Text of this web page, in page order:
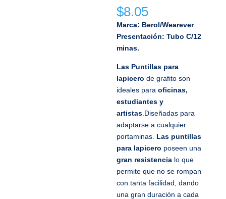
$8.05
Marca: Berol/Wearever
Presentación: Tubo C/12
minas.
Las Puntillas para
lapicero de grafito son
ideales paraoficinas,
estudiantes y
artistas .Diseñadas para
adaptarse a cualquier
portaminas. Las puntillas
para lapicero poseen una
gran resistencia lo que
permite que no se rompan
con tanta facilidad, dando
una gran duración a cada